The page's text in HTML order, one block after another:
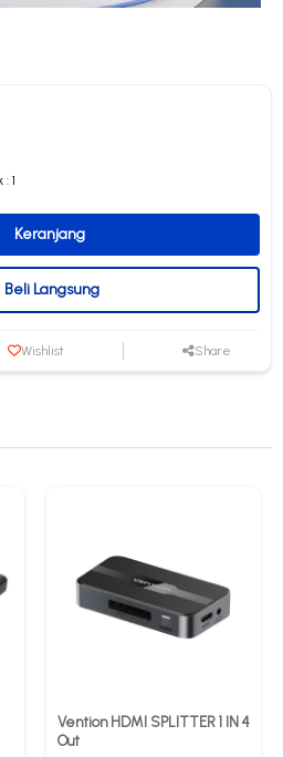
: 1
Keranjang
Beli Langsung
Wishlist Share
Vention HDMI SPLITTER 1 IN 4
Out